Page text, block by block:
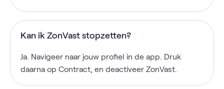
Kan ik ZonVast stopzetten?
Ja. Navigeer naar jouw profiel in de app. Druk
daarna op Contract, en deactiveer ZonVast.